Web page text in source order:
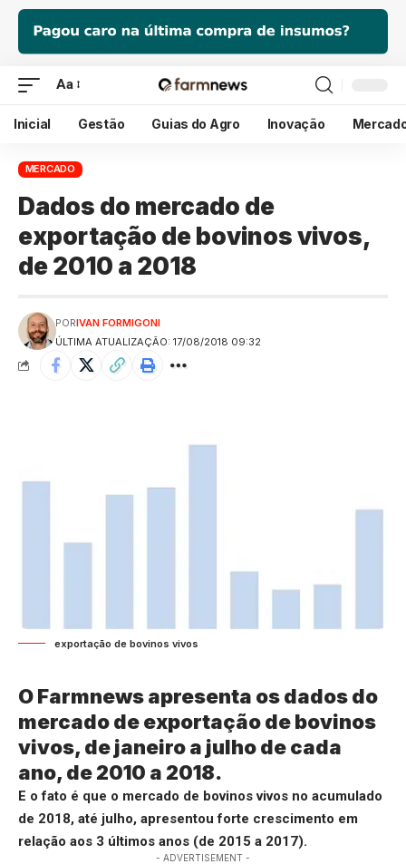
Aa
Inicial Gestão Guias do Agro Inovação
MERCADO
Dados do mercado de
exportação de bovinos vivos,
de 2010 a 2018
ÚLTIMA ATUALIZAÇÃO: 17/08/2018 09:32
PORIVAN FORMIGONI
exportação de bovinos vivos
O Farmnews apresenta os dados do
mercado de exportação de bovinos
vivos, de janeiro a julho de cada
ano, de 2010 a 2018.
E o fato é que o mercado de bovinos vivos no acumulado
de 2018, até julho, apresentou forte crescimento em
relação aos 3 últimos anos (de 2015 a 2017).
- ADVERTISEMENT -